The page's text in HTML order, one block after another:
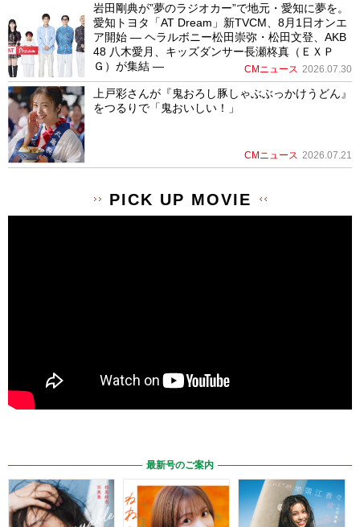
岩田剛典が”夢のラジオカー”で地元・愛知に夢を。
愛知トヨタ「AT Dream」新TVCM、8月1日オンエ
ア開始 ― ヘラルボニー松田崇弥・松田文登、AKB
48 八木愛月、キッズダンサー長瀬柊真（ＥＸＰ
Ｇ）が集結 ―
CMニュース 2026.07.30
上戸彩さんが『鬼おろし豚しゃぶぶっかけうどん』
をつるりで「鬼おいしい！」
CMニュース 2026.07.21
PICK UP MOVIE
最新号のご案内